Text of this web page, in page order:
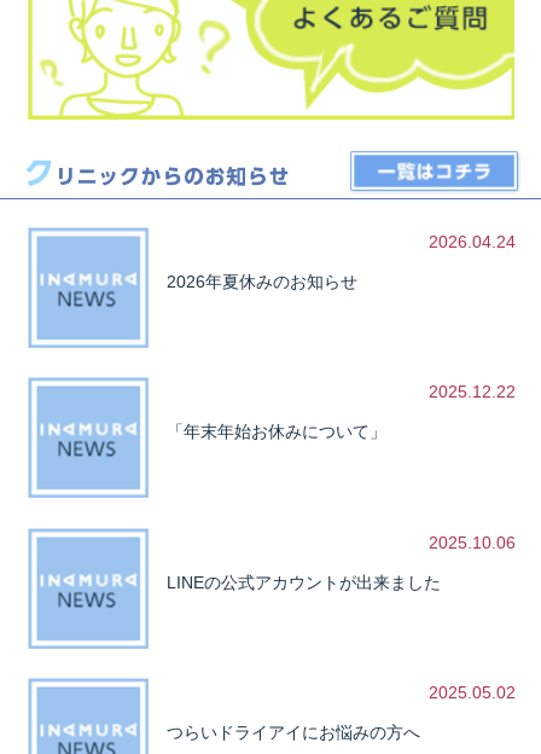
2026.04.24
2026年夏休みのお知らせ
2025.12.22
「年末年始お休みについて」
2025.10.06
LINEの公式アカウントが出来ました
2025.05.02
つらいドライアイにお悩みの方へ